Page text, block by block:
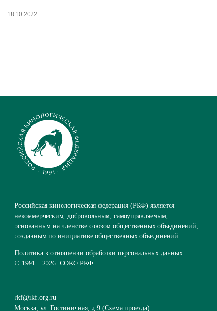
18.10.2022
Российская кинологическая федерация (РКФ) является
некоммерческим, добровольным, самоуправляемым,
основанным на членстве союзом общественных объединений,
созданным по инициативе общественных объединений.
Политика в отношении обработки персональных данных
© 1991—2026. СОКО РКФ
rkf@rkf.org.ru
Москва, ул. Гостиничная, д.9 (Схема проезда)